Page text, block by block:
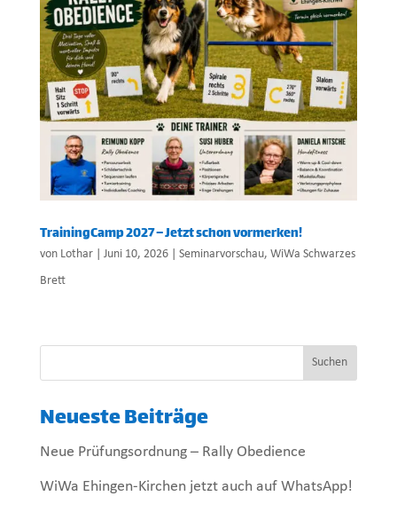
TrainingCamp 2027 – Jetzt schon vormerken!
von Lothar| Juni 10, 2026| Seminarvorschau, WiWa Schwarzes
Brett
Suchen
Neueste Beiträge
Neue Prüfungsordnung – Rally Obedience
WiWa Ehingen-Kirchen jetzt auch auf WhatsApp!